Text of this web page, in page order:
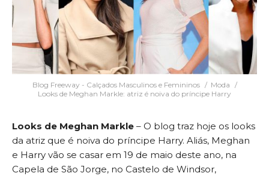
Blog Freeway - Calçados Masculinos e Femininos
Moda
Looks de Meghan Markle: atriz é noiva do príncipe Harry
Looks de Meghan Markle – O blog traz hoje os looks
da atriz que é noiva do príncipe Harry. Aliás, Meghan
e Harry vão se casar em 19 de maio deste ano, na
Capela de São Jorge, no Castelo de Windsor,